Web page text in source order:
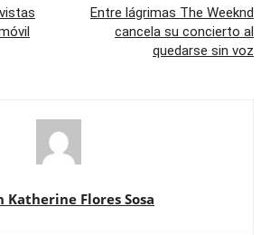
Entre lágrimas The Weeknd
cancela su concierto al
quedarse sin voz
Katherine Flores Sosa